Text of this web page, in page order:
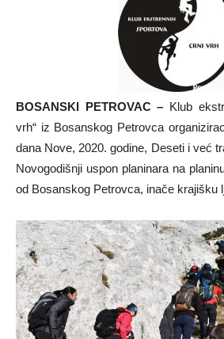
BOSANSKI PETROVAC – Klub
vrh“ iz Bosanskog Petrovca
dana Nove, 2020. godine, Deseti i već
Novogodišnji uspon planinara na
od Bosanskog Petrovca, inače krajišku